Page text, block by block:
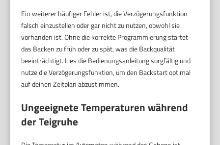
Ein weiterer häufiger Fehler ist, die Verzögerungsfunktion
falsch einzustellen oder gar nicht zu nutzen, obwohl sie
vorhanden ist. Ohne die korrekte Programmierung startet
das Backen zu früh oder zu spät, was die Backqualität
beeinträchtigt. Lies die Bedienungsanleitung sorgfältig und
nutze die Verzögerungsfunktion, um den Backstart optimal
auf deinen Zeitplan abzustimmen.
Ungeeignete Temperaturen während
der Teigruhe